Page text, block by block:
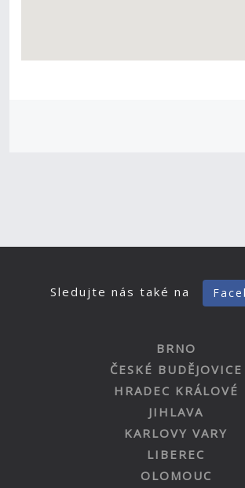
Sledujte nás také na
BRNO
ČESKÉ BUDĚJOVICE
HRADEC KRÁLOVÉ
JIHLAVA
KARLOVY VARY
LIBEREC
OLOMOUC